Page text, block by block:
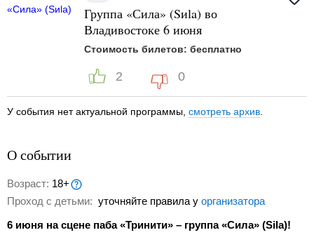
Группа «Сила» (Sиla) во
Владивостоке 6 июня
Стоимость билетов: бесплатно
2 0
У события нет актуальной программы, смотреть архив
О событии
Возраст: 18+
Проход с детьми: уточняйте правила у организатора
6 июня на сцене паба «Тринити» – группа «Сила» (Sila)!